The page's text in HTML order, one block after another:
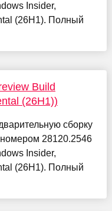
Insider,
(26H1). Полный
Build
(26H1))
сборку
28120.2546
Insider,
(26H1). Полный